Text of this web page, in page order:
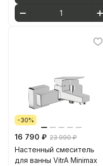
-30%
16 790 ₽ 23 990 ₽
Настенный смеситель
для ванны VitrA Minimax